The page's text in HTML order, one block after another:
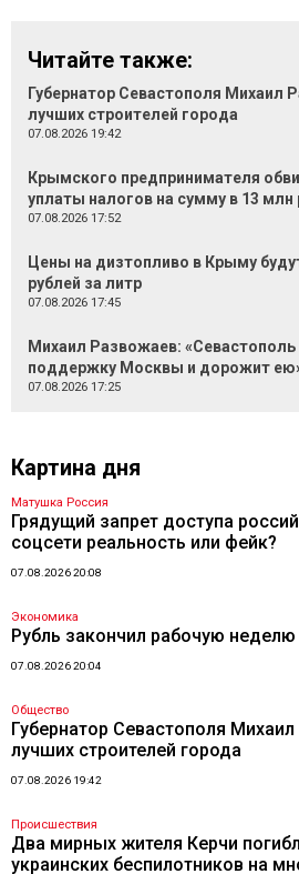
Читайте также:
Губернатор Севастополя Михаил
лучших строителей города
07.08.2026 19:42
Крымского предпринимателя
уплаты налогов на сумму в 13 млн
07.08.2026 17:52
Цены на дизтопливо в Крыму
рублей за литр
07.08.2026 17:45
Михаил Развожаев: «Севастополь
поддержку Москвы и дорожит
07.08.2026 17:25
Картина дня
Матушка Россия
Грядущий запрет доступа
соцсети реальность или фейк?
07.08.2026 20:08
Экономика
Рубль закончил рабочую
07.08.2026 20:04
Общество
Губернатор Севастополя
лучших строителей города
07.08.2026 19:42
Происшествия
Два мирных жителя Керчи
украинских беспилотников на